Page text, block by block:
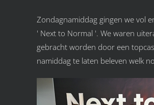
Zondagnamiddag gingen we vol
' Next to Normal '. We waren
gebracht worden door een
namiddag te laten beleven welk